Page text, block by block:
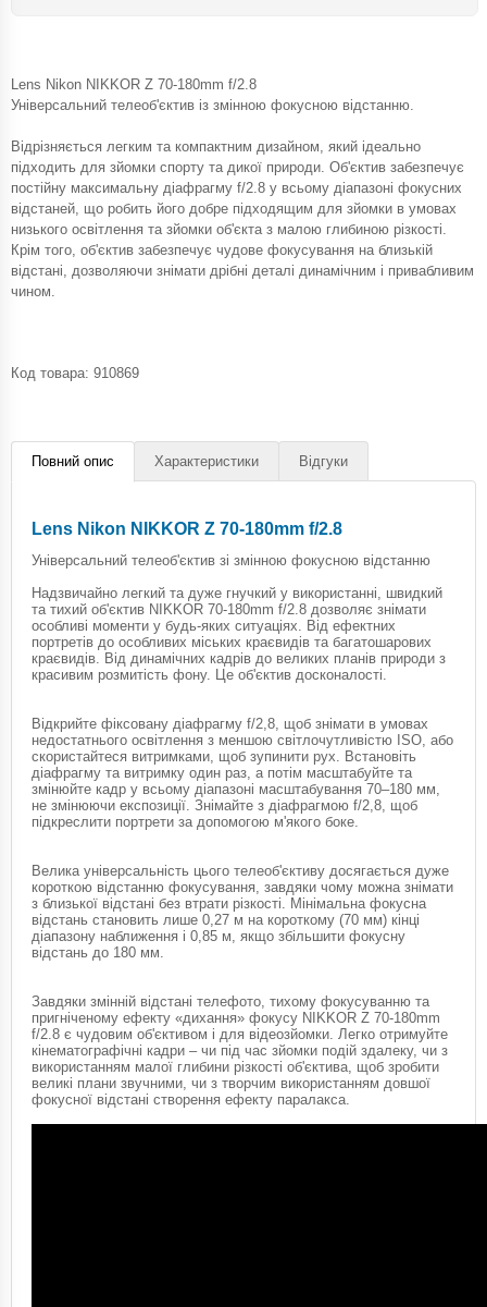
Lens Nikon NIKKOR Z 70-180mm f/2.8
Універсальний телеоб'єктив із змінною фокусною відстанню.
Відрізняється легким та компактним дизайном, який ідеально
підходить для зйомки спорту та дикої природи. Об'єктив забезпечує
постійну максимальну діафрагму f/2.8 у всьому діапазоні фокусних
відстаней, що робить його добре підходящим для зйомки в умовах
низького освітлення та зйомки об'єкта з малою глибиною різкості.
Крім того, об'єктив забезпечує чудове фокусування на близькій
відстані, дозволяючи знімати дрібні деталі динамічним і привабливим
чином.
Код товара: 910869
Повний опис Характеристики Відгуки
Lens Nikon NIKKOR Z 70-180mm f/2.8
Універсальний телеоб'єктив зі змінною фокусною відстанню
Надзвичайно легкий та дуже гнучкий у використанні, швидкий
та тихий об'єктив NIKKOR 70-180mm f/2.8 дозволяє знімати
особливі моменти у будь-яких ситуаціях. Від ефектних
портретів до особливих міських краєвидів та багатошарових
краєвидів. Від динамічних кадрів до великих планів природи з
красивим розмитість фону. Це об'єктив досконалості.
Відкрийте фіксовану діафрагму f/2,8, щоб знімати в умовах
недостатнього освітлення з меншою світлочутливістю ISO, або
скористайтеся витримками, щоб зупинити рух. Встановіть
діафрагму та витримку один раз, а потім масштабуйте та
змінюйте кадр у всьому діапазоні масштабування 70–180 мм,
не змінюючи експозиції. Знімайте з діафрагмою f/2,8, щоб
підкреслити портрети за допомогою м'якого боке.
Велика універсальність цього телеоб'єктиву досягається дуже
короткою відстанню фокусування, завдяки чому можна знімати
з близької відстані без втрати різкості. Мінімальна фокусна
відстань становить лише 0,27 м на короткому (70 мм) кінці
діапазону наближення і 0,85 м, якщо збільшити фокусну
відстань до 180 мм.
Завдяки змінній відстані телефото, тихому фокусуванню та
пригніченому ефекту «дихання» фокусу NIKKOR Z 70-180mm
f/2.8 є чудовим об'єктивом і для відеозйомки. Легко отримуйте
кінематографічні кадри – чи під час зйомки подій здалеку, чи з
використанням малої глибини різкості об'єктива, щоб зробити
великі плани звучними, чи з творчим використанням довшої
фокусної відстані створення ефекту паралакса.